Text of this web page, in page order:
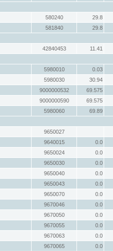
580240
29.8
581840
29.8
42840453
11.41
5980010
0.03
5980030
30.94
9000000532
69.575
9000000590
69.575
5980060
69.89
9650027
9640015
0.0
9650024
0.0
9650030
0.0
9650040
0.0
9650043
0.0
9650070
0.0
9670046
0.0
9670050
0.0
9670055
0.0
9670063
0.0
9670065
0.0